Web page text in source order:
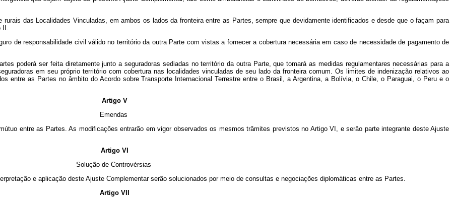
das Localidades Vinculadas, em ambos os lados da fronteira entre as Partes, sempre que devidamente identificados e desde que o façam para
II.
de responsabilidade civil válido no território da outra Parte com vistas a fornecer a cobertura necessária em caso de necessidade de pagamento de
poderá ser feita diretamente junto a seguradoras sediadas no território da outra Parte, que tomará as medidas regulamentares necessárias para a
em seu próprio território com cobertura nas localidades vinculadas de seu lado da fronteira comum. Os limites de indenização relativos ao
entre as Partes no âmbito do Acordo sobre Transporte Internacional Terrestre entre o Brasil, a Argentina, a Bolívia, o Chile, o Paraguai, o Peru e o
Artigo V
Emendas
entre as Partes. As modificações entrarão em vigor observados os mesmos trâmites previstos no Artigo VI, e serão parte integrante deste Ajuste
Artigo VI
Solução de Controvérsias
e aplicação deste Ajuste Complementar serão solucionados por meio de consultas e negociações diplomáticas entre as Partes.
Artigo VII